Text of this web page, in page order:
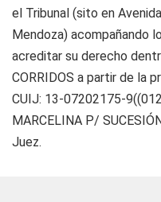
el Tribunal (sito en
Mendoza) acompañando
acreditar su derecho
CORRIDOS a partir de la
CUIJ: 13-07202175-
MARCELINA P/
Juez.